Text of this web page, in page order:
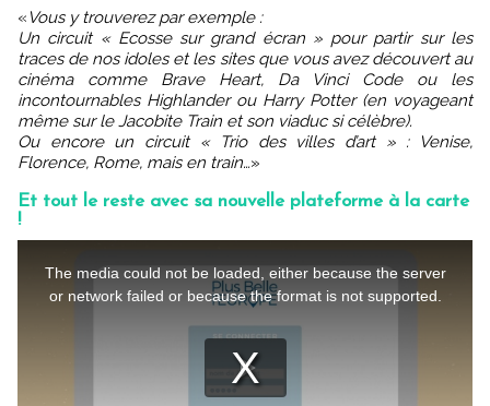
« Vous y trouverez par exemple :
Un circuit « Ecosse sur grand écran » pour partir sur les
traces de nos idoles et les sites que vous avez découvert au
cinéma comme Brave Heart, Da Vinci Code ou les
incontournables Highlander ou Harry Potter (en voyageant
même sur le Jacobite Train et son viaduc si célèbre).
Ou encore un circuit « Trio des villes d’art » : Venise,
Florence, Rome, mais en train…»
Et tout le reste avec sa nouvelle plateforme à la carte
!